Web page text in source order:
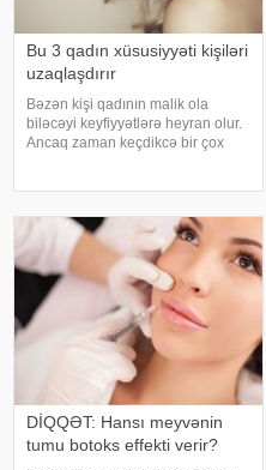
Bu 3 qadın xüsusiyyəti kişiləri
uzaqlaşdırır
Bəzən kişi qadının malik ola
biləcəyi keyfiyyətlərə heyran olur.
Ancaq zaman keçdikcə bir çox
növ kişilər qadınlardan soyuyur. .
DİQQƏT: Hansı meyvənin
tumu botoks effekti verir?